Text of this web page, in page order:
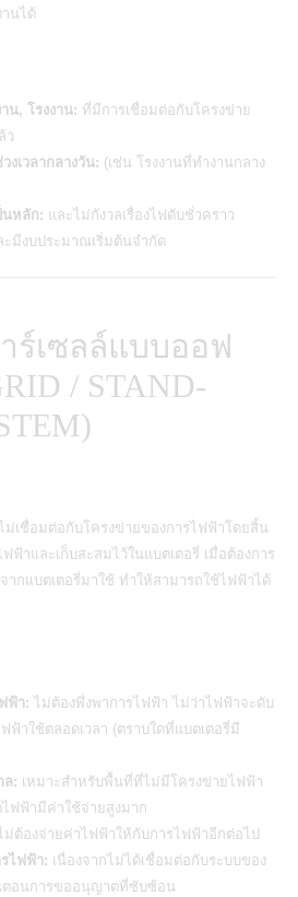
นได้
น, โรงงาน: ที่มีการเชื่อมต่อกับโครงข่าย
ว
เวลากลางวัน: (เช่น โรงงานที่ทำงานกลาง
นหลัก: และไม่กังวลเรื่องไฟดับชั่วคราว
ะมีงบประมาณเริ่มต้นจำกัด
ร์เซลล์แบบออฟ
/ STAND-
ม่เชื่อมต่อกับโครงข่ายของการไฟฟ้าโดยสิ้น
ฟ้าและเก็บสะสมไว้ในแบตเตอรี่ เมื่อต้องการ
ากแบตเตอรี่มาใช้ ทำให้สามารถใช้ไฟฟ้าได้
ฟ้า: ไม่ต้องพึ่งพาการไฟฟ้า ไม่ว่าไฟฟ้าจะดับ
าใช้ตลอดเวลา (ตราบใดที่แบตเตอรี่มี
ล: เหมาะสำหรับพื้นที่ที่ไม่มีโครงข่ายไฟฟ้า
ไฟฟ้ามีค่าใช้จ่ายสูงมาก
ม่ต้องจ่ายค่าไฟฟ้าให้กับการไฟฟ้าอีกต่อไป
ไฟฟ้า: เนื่องจากไม่ได้เชื่อมต่อกับระบบของ
ตอนการขออนุญาตที่ซับซ้อน